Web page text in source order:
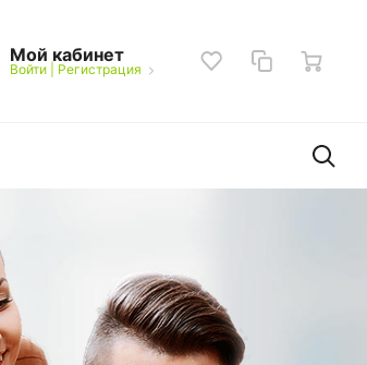
Мой кабинет
Войти| Регистрация